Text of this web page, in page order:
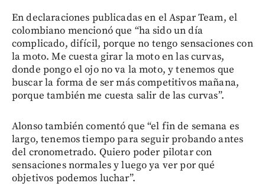
En declaraciones publicadas en el Aspar Team, el
colombiano mencionó que “ha sido un día
complicado, difícil, porque no tengo sensaciones con
la moto. Me cuesta girar la moto en las curvas,
donde pongo el ojo no va la moto, y tenemos que
buscar la forma de ser más competitivos mañana,
porque también me cuesta salir de las curvas”.
Alonso también comentó que “el fin de semana es
largo, tenemos tiempo para seguir probando antes
del cronometrado. Quiero poder pilotar con
sensaciones normales y luego ya ver por qué
objetivos podemos luchar”.